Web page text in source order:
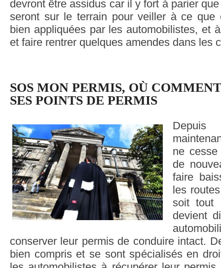
devront être assidus car il y fort à parier
seront sur le terrain pour veiller à ce que
bien appliquées par les automobilistes, et
et faire rentrer quelques amendes dans les
SOS MON PERMIS, OÙ
SES POINTS DE PERMIS
Depuis
ne
de
faire
les
soit tout
devient
conserver leur permis de conduire intact.
bien compris et se sont spécialisés en